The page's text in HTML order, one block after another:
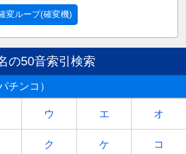
変ループ(確変機)
の50音索引検索
チンコ）
ウ エ オ
ク ケ コ